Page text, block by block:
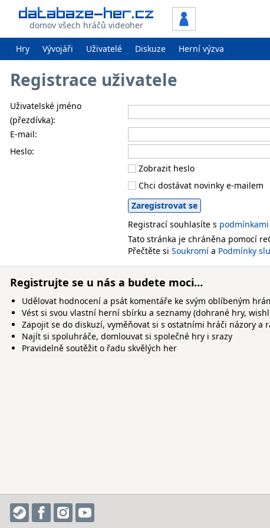
domov všech hráčů videoher
Hry Vývojáři Uživatelé Diskuze Herní výzva
Registrace uživatele
Uživatelské jméno
(přezdívka):
E-mail:
Heslo:
Zobrazit heslo
Chci dostávat novinky e-mailem
Registrací souhlasíte s
Tato stránka je chráněna pomocí
Přečtěte si Soukromí a Podmínky
Registrujte se u nás a budete moci…
Udělovat hodnocení a psát komentáře ke svým oblíbeným
Vést si svou vlastní herní sbírku a seznamy (dohrané hry,
Zapojit se do diskuzí, vyměňovat si s ostatními hráči názory a
Najít si spoluhráče, domlouvat si společné hry i srazy
Pravidelně soutěžit o řadu skvělých her